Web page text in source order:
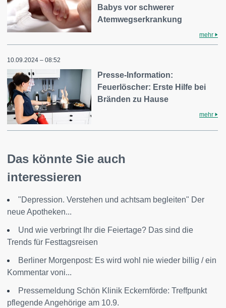
Babys vor schwerer
Atemwegserkrankung
mehr
10.09.2024 – 08:52
Presse-Information:
Feuerlöscher: Erste Hilfe bei
Bränden zu Hause
mehr
Das könnte Sie auch
interessieren
"Depression. Verstehen und achtsam begleiten" Der
neue Apotheken...
Und wie verbringt Ihr die Feiertage? Das sind die
Trends für Festtagsreisen
Berliner Morgenpost: Es wird wohl nie wieder billig / ein
Kommentar voni...
Pressemeldung Schön Klinik Eckernförde: Treffpunkt
pflegende Angehörige am 10.9.